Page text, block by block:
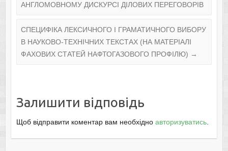
АНГЛОМОВНОМУ ДИСКУРСІ ДІЛОВИХ ПЕРЕГОВОРІВ
СПЕЦИФІКА ЛЕКСИЧНОГО І ГРАМАТИЧНОГО ВИБОРУ
В НАУКОВО-ТЕХНІЧНИХ ТЕКСТАХ (НА МАТЕРІАЛІ
ФАХОВИХ СТАТЕЙ НАФТОГАЗОВОГО ПРОФІЛЮ) →
Залишити відповідь
Щоб відправити коментар вам необхідно авторизуватись.